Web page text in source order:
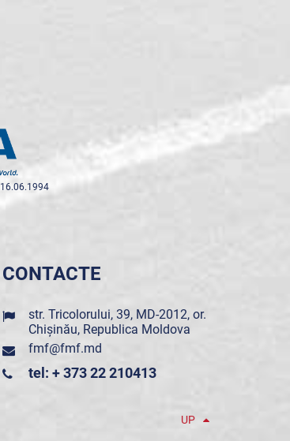
16.06.1994
CONTACTE
str. Tricolorului, 39, MD-2012, or.
Chișinău, Republica Moldova
fmf@fmf.md
tel: + 373 22 210413
UP